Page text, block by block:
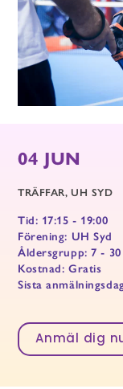
04 JUN
TRÄFFAR UH SYD
Tid: 17:15 - 19:00
Förening: UH Syd
Åldersgrupp: 7 -
Kostnad: Gratis
Sista
Anmäl dig